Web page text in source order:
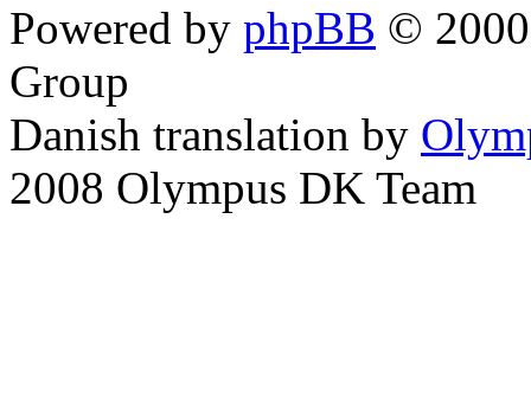
Powered by phpBB ©
Group
Danish translation by
2008 Olympus DK Team